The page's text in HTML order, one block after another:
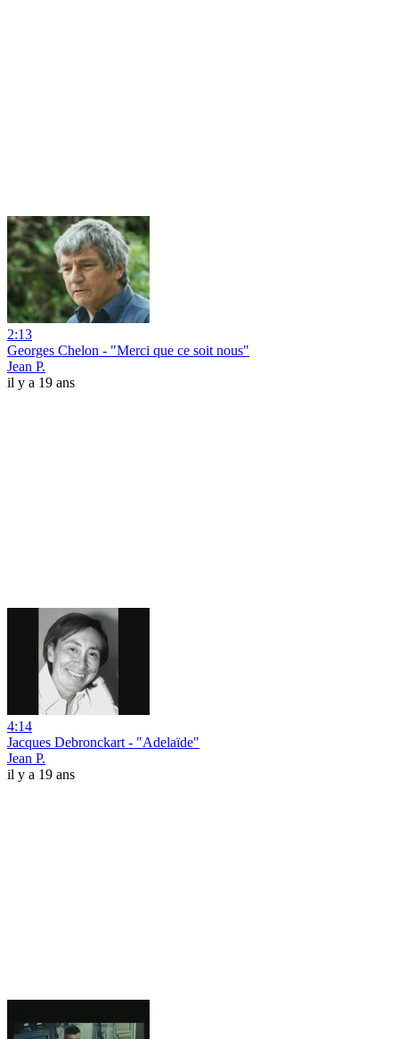
2:13
Georges Chelon - "Merci que ce soit nous"
Jean P.
il y a 19 ans
4:14
Jacques Debronckart - "Adelaïde"
Jean P.
il y a 19 ans